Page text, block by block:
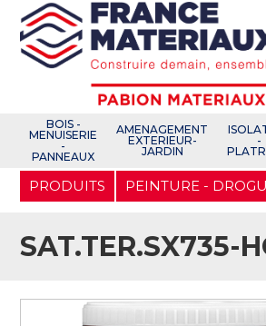
Aller
contenu
BOIS -
MENUISERIE
-
PANNEAUX
AMENAGEMENT
EXTERIEUR-
JARDIN
-
PRODUITS PEINTURE -
SAT.TER.SX735-